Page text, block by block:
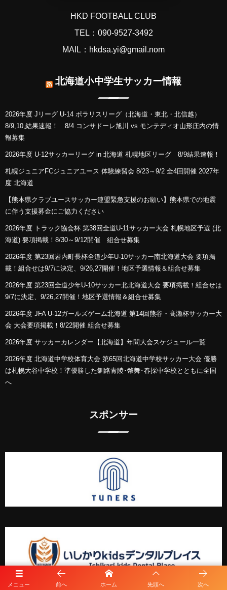
メニュー 前へ ホーム 先頭へ 次へ
HKD FOOTBALL CLUB
TEL：090-9527-3492
MAIL：hkdsa.yi@gmail.nom
北海道小中学生サッカー情報
2026年度 Jリーグ U-14 ポラリスリーグ（北海道・東北・北信越）
8/9,10,結果速報！ 8/4 コンサドーレ旭川 vs モンテディオ山形庄内の情
報募集
2026年度 U-12サッカーリーグ in 北海道 札幌地区リーグ 8/9結果速報！
札幌ジュニアFCジュニアユース 体験練習会 8/23～9/2 全4回開催 2027年
度 北海道
【熊本県クラブユースサッカー連盟緊急支援のお願い】熊本県での地震
に伴う支援募金にご協力ください
2026年度 トラック協会杯 第38回全道U-11サッカー大会 札幌地区予選 (北
海道) 要項掲載！8/30～9/12開催 組合せ募集
2026年度 第23回岩内町長杯全道少年U-10サッカー南北海道大会 要項掲
載！組合せは9/7に決定、9/26,27開催！地区予選情報＆組合せ募集
2026年度 第23回全道少年U-10サッカー北北海道大会 要項掲載！組合せは
9/7に決定、9/26,27開催！地区予選情報＆組合せ募集
2026年度 JFA U-12ガールズゲーム北海道 第14回熊谷・髙瀬杯サッカー大
会 大会要項掲載！8/22開催 組合せ募集
2026年度 サッカーカレンダー【北海道】年間大会スケジュール一覧
2026年度 北海道中学校体育大会 第65回北海道中学校サッカー大会 優勝
は札幌大谷中学校！準優勝した釧路青陵･幣舞･春採中学校とともに全国
へ
スポンサー